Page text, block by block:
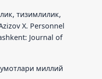
тизимлилик,
X. Personnel
Journal of
миллий